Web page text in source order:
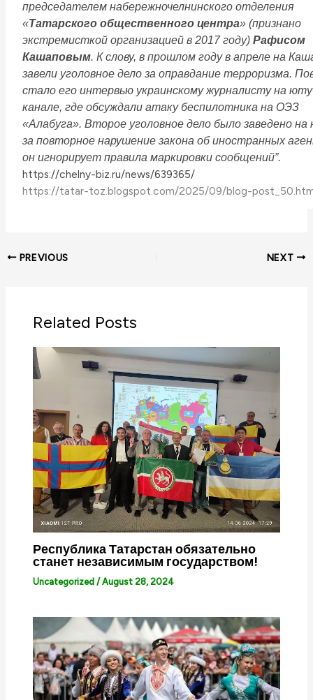
председателем набережночелнинского отделения
«Татарского общественного центра» (признано
экстремисткой организацией в 2017 году)Рафисом
Кашаповым. К слову, в прошлом году в апреле на
завели уголовное дело за оправдание терроризма.
стало его интервью украинскому журналисту на
канале, где обсуждали атаку беспилотника на ОЭЗ
«Алабуга». Второе уголовное дело было заведено на
за повторное нарушение закона об иностранных
он игнорирует правила маркировки сообщений”.
https://chelny-biz.ru/news/639365/
https://tatar-toz.blogspot.com/2025/09/blog-
PREVIOUS NEXT
Related Posts
Республика Татарстан обязательно
станет независимым государством!
Uncategorized /August 28, 2024